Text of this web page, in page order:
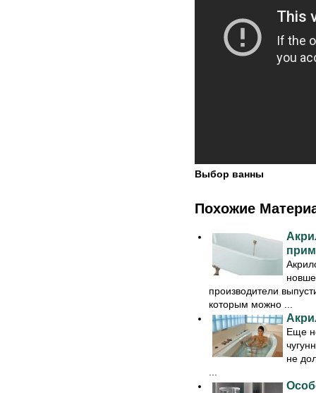
Выбор ванны
Похожие
производители
которым можно ...
Еще
не